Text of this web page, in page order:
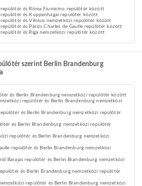
és Róma Fiumicino repülőtér között
és Koppenhágai repülőtér között
és Vilniusi nemzetközi repülőtér között
és Párizs Charles de Gaulle repülőtér között
és Riga nemzetközi repülőtér között
szerint Berlin Brandenburg
és Berlin Brandenburg nemzetközi repülőtér között
repülőtér és Berlin Brandenburg nemzetközi
és Berlin Brandenburg nemzetközi repülőtér
és Berlin Brandenburg nemzetközi repülőtér
repülőtér és Berlin Brandenburg nemzetközi
repülőtér és Berlin Brandenburg nemzetközi
Barajas repülőtér és Berlin Brandenburg nemzetközi
és Berlin Brandenburg nemzetközi repülőtér
repülőtér és Berlin Brandenburg nemzetközi